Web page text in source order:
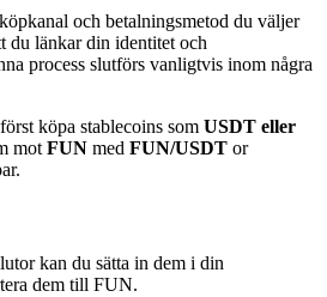
och betalningsmetod du väljer
du länkar din identitet och
process slutförs vanligtvis inom några
köpa stablecoins som USDT eller
mot FUN med FUN/USDT or
kan du sätta in dem i din
dem till FUN.